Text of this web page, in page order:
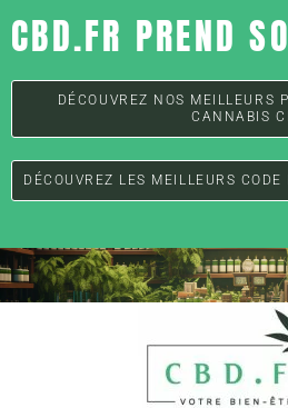
CBD.FR PREND
DÉCOUVREZ NOS MEILLEURS
CANNABIS
DÉCOUVREZ LES MEILLEURS